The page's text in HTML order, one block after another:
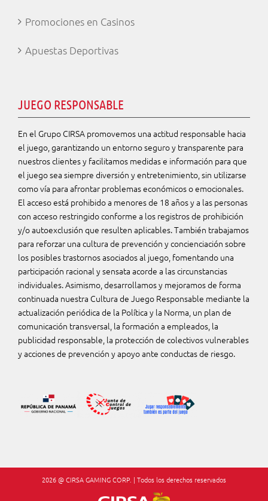
Promociones en Casinos
Apuestas Deportivas
JUEGO RESPONSABLE
En el Grupo CIRSA promovemos una actitud responsable hacia
el juego, garantizando un entorno seguro y transparente para
nuestros clientes y facilitamos medidas e información para que
el juego sea siempre diversión y entretenimiento, sin utilizarse
como vía para afrontar problemas económicos o emocionales.
El acceso está prohibido a menores de 18 años y a las personas
con acceso restringido conforme a los registros de prohibición
y/o autoexclusión que resulten aplicables. También trabajamos
para reforzar una cultura de prevención y concienciación sobre
los posibles trastornos asociados al juego, fomentando una
participación racional y sensata acorde a las circunstancias
individuales. Asimismo, desarrollamos y mejoramos de forma
continuada nuestra Cultura de Juego Responsable mediante la
actualización periódica de la Política y la Norma, un plan de
comunicación transversal, la formación a empleados, la
publicidad responsable, la protección de colectivos vulnerables
y acciones de prevención y apoyo ante conductas de riesgo.
2026 @ CIRSA GAMING CORP. | Todos los derechos reservados